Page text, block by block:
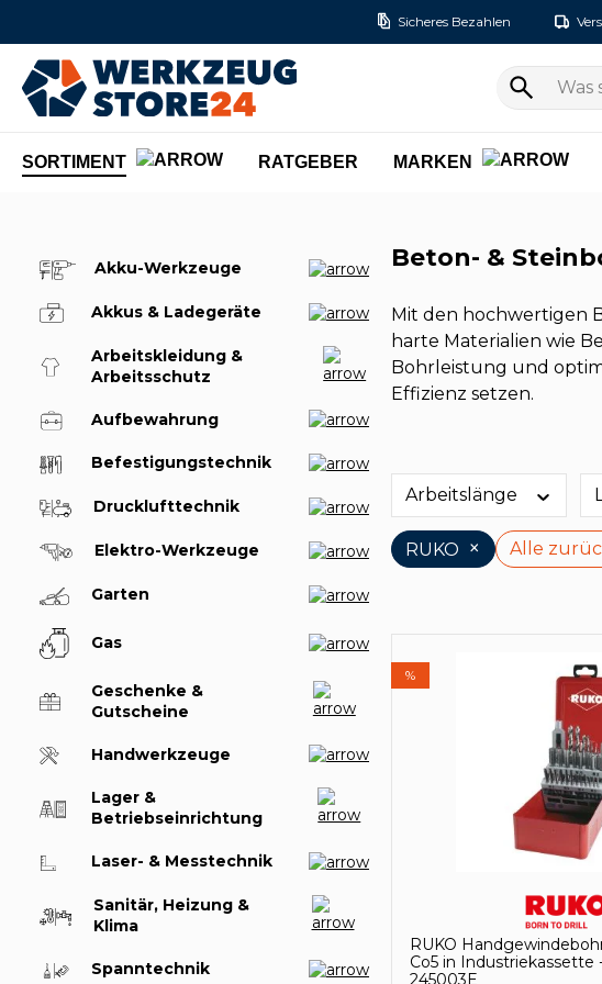
Sicheres Bezahlen
SORTIMENT RATGEBER MARKEN
Akku-Werkzeuge
Akkus & Ladegeräte
Arbeitskleidung &
Arbeitsschutz
Aufbewahrung
Befestigungstechnik
Drucklufttechnik
Elektro-Werkzeuge
Garten
Gas
Geschenke &
Gutscheine
Handwerkzeuge
Lager &
Betriebseinrichtung
Laser- & Messtechnik
Sanitär, Heizung &
Klima
Spanntechnik
Beton- &
Mit den hochwertigen
harte Materialien wie
Bohrleistung und
Effizienz setzen.
Arbeitslänge
RUKO × Alle
%
RUKO
Co5 in Industriekassette
245003E